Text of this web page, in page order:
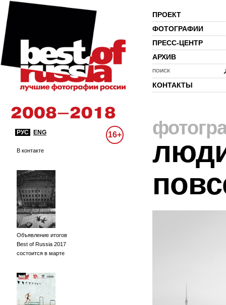
ПРОЕКТ
ФОТОГРАФИИ
ПРЕСС-ЦЕНТР
АРХИВ
ПОИСК
КОНТАКТЫ
РУС ENG 16+
В контакте
Объявление итогов
Best of Russia 2017
состоится в марте